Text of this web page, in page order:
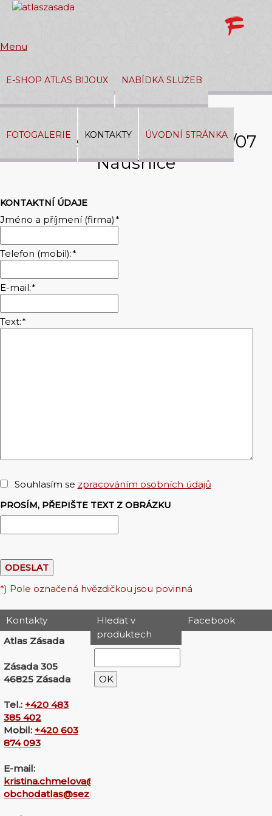
Menu
E-SHOP ATLAS BIJOUX NABÍDKA SLUŽEB
FOTOGALERIE KONTAKTY ÚVODNÍ STRÁNKA
Přihlásit| Registrace
0,00 Kč
Napište nám –
374 04 932/07
Náušnice
KONTAKTNÍ ÚDAJE
Jméno a příjmení (firma)*
Telefon (mobil):*
E-mail:*
Text:*
Souhlasím se zpracováním osobních údajů
PROSÍM, PŘEPIŠTE TEXT Z OBRÁZKU
*) Pole označená hvězdičkou jsou povinná
Kontakty
Atlas Zásada
Zásada 305
46825 Zásada
Tel.: +420 483
385 402
Mobil: +420 603
874 093
E-mail:
kristina.chmelova@seznam.cz
obchodatlas@seznam.cz
Hledat v
produktech
Facebook